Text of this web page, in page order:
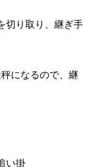
切り取り、継ぎ手
になるので、継
い掛